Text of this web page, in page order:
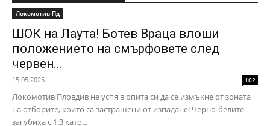
Локомотив Пд
ШОК на Лаута! Ботев Враца влоши
положението на смърфовете след
червен...
15.05.2025 102
Локомотив Пловдив не успя в опита си да се измъкне от зоната
на отборите, които са застрашени от изпадане! Черно-белите
загубиха с 1:3 като...